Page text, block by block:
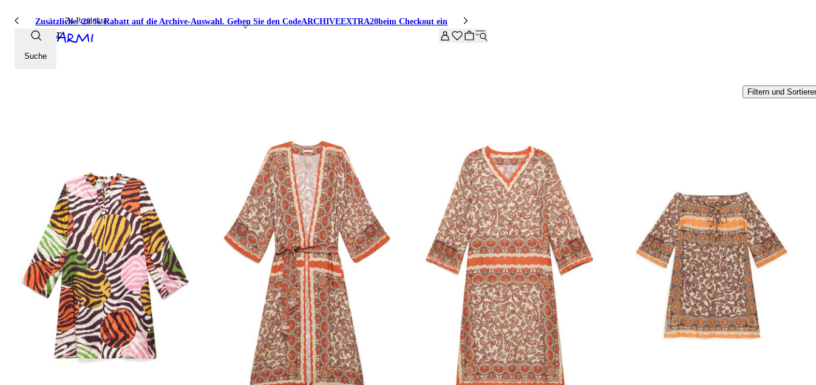
Zusätzliche -20 % Rabatt auf die Archive-Auswahl. Geben Sie den CodeARCHIVEEXTRA20beim Checkout ein
Suche
Kleider
74 Produkte
Filtern und